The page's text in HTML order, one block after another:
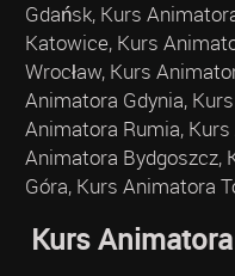
Gdańsk, Kurs
Katowice, Kurs
Wrocław, Kurs
Animatora Gdynia,
Animatora Rumia,
Animatora Bydgoszcz,
Góra, Kurs Animatora
Kurs Animatora